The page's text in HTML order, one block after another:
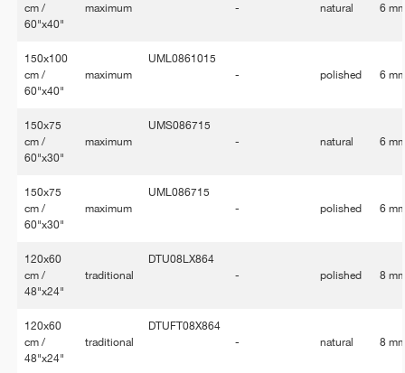
cm /
60"x40"
maximum
-
natural 6
150x100
cm /
60"x40"
maximum
UML0861015
-
polished 6
150x75
cm /
60"x30"
maximum
UMS086715
-
natural 6
150x75
cm /
60"x30"
maximum
UML086715
-
polished 6
120x60
cm /
48"x24"
traditional
DTU08LX864
-
polished 8
120x60
cm /
48"x24"
traditional
DTUFT08X864
-
natural 8